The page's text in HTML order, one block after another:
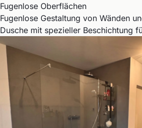
Fugenlose Oberflächen
Fugenlose Gestaltung von Wänden
Dusche mit spezieller Beschichtung